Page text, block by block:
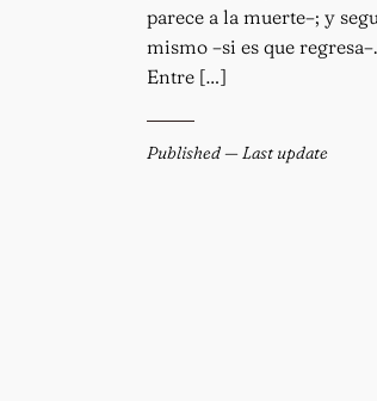
parece a la muerte–; y
mismo –si es que
Entre […]
Published— Last update